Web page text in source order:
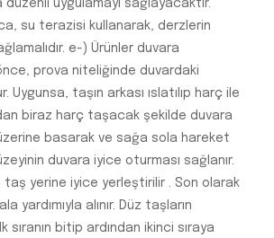
düzenli uygulamayı sağlayacaktır.
su terazisi kullanarak, derzlerin
e-) Ürünler duvara
prova niteliğinde duvardaki
Uygunsa, taşın arkası ıslatılıp harç ile
biraz harç taşacak şekilde duvara
üzerine basarak ve sağa sola hareket
duvara iyice oturması sağlanır.
taş yerine iyice yerleştirilir . Son olarak
yardımıyla alınır. Düz taşların
sıranın bitip ardından ikinci sıraya